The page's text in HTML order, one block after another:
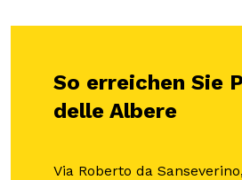
So erreichen Sie
delle Albere
Via Roberto da